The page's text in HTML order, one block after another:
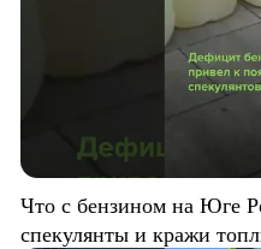
Что с бензином на Юге
спекулянты и кражи